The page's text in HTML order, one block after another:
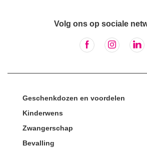
Volg ons op sociale
Geschenkdozen en voordelen
Kinderwens
Zwangerschap
Bevalling